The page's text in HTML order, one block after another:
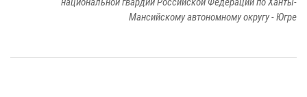
Мансийскому автономному округу - Югре